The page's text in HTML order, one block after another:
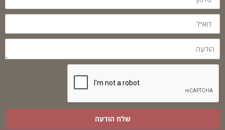
דוא״ל
הודעה
שלח הודעה